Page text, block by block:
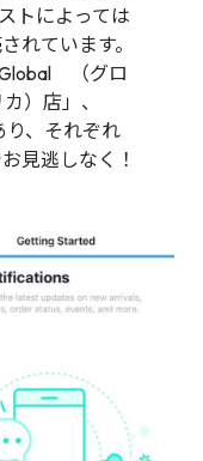
トによっては
れています。
（グロ
）店」、
、それぞれ
見逃しなく！